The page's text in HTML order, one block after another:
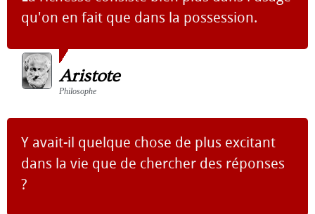
qu'on en fait que dans la possession.
Aristote
Philosophe
Y avait-il quelque chose de plus excitant
dans la vie que de chercher des réponses
?